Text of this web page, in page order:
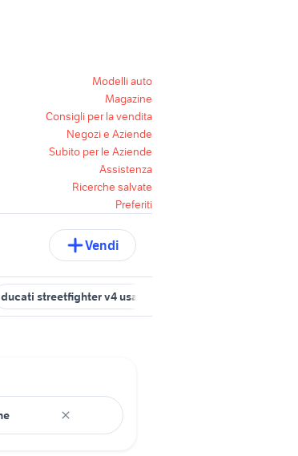
Modelli auto
Magazine
Consigli per la vendita
Negozi e Aziende
Subito per le Aziende
Assistenza
Ricerche salvate
Preferiti
Vendi
ducati streetfighter v4 usata